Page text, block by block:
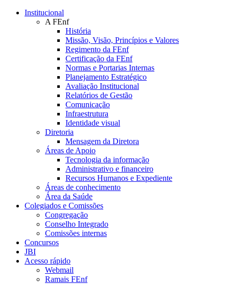
Conteúdo principal
Institucional
A FEnf
História
Missão, Visão, Princípios e Valores
Regimento da FEnf
Certificação da FEnf
Normas e Portarias Internas
Planejamento Estratégico
Avaliação Institucional
Relatórios de Gestão
Comunicação
Infraestrutura
Identidade visual
Diretoria
Mensagem da Diretora
Áreas de Apoio
Tecnologia da informação
Administrativo e financeiro
Recursos Humanos e Expediente
Áreas de conhecimento
Área da Saúde
Colegiados e Comissões
Congregação
Conselho Integrado
Comissões internas
Concursos
JBI
Acesso rápido
Webmail
Ramais FEnf